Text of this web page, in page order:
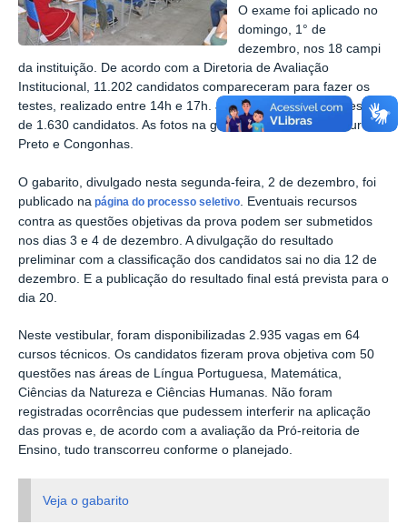
O exame foi aplicado no
domingo, 1° de
dezembro, nos 18 campi
da instituição. De acordo com a Diretoria de Avaliação
Institucional, 11.202 candidatos compareceram para fazer os
testes, realizado entre 14h e 17h. Já o número de ausentes foi
de 1.630 candidatos. As fotos na galeria são dos campi Ouro
Preto e Congonhas.
O gabarito, divulgado nesta segunda-feira, 2 de dezembro, foi
publicado na página do processo seletivo . Eventuais recursos
contra as questões objetivas da prova podem ser submetidos
nos dias 3 e 4 de dezembro. A divulgação do resultado
preliminar com a classificação dos candidatos sai no dia 12 de
dezembro. E a publicação do resultado final está prevista para o
dia 20.
Neste vestibular, foram disponibilizadas 2.935 vagas em 64
cursos técnicos. Os candidatos fizeram prova objetiva com 50
questões nas áreas de Língua Portuguesa, Matemática,
Ciências da Natureza e Ciências Humanas. Não foram
registradas ocorrências que pudessem interferir na aplicação
das provas e, de acordo com a avaliação da Pró-reitoria de
Ensino, tudo transcorreu conforme o planejado.
Veja o gabarito